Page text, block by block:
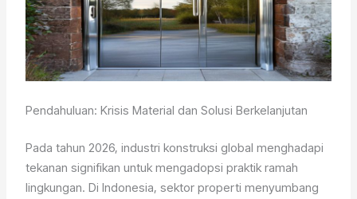
Pendahuluan: Krisis Material dan Solusi Berkelanjutan
Pada tahun 2026, industri konstruksi global menghadapi
tekanan signifikan untuk mengadopsi praktik ramah
lingkungan. Di Indonesia, sektor properti menyumbang